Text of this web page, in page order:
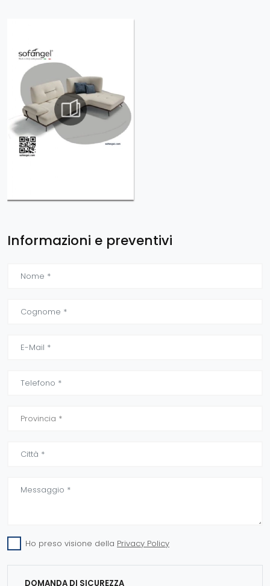
Informazioni e preventivi
Ho preso visione della Privacy Policy
DOMANDA DI SICUREZZA